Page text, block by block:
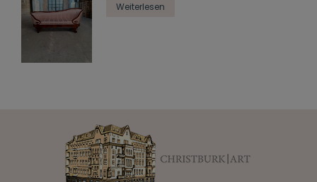
Weiterlesen